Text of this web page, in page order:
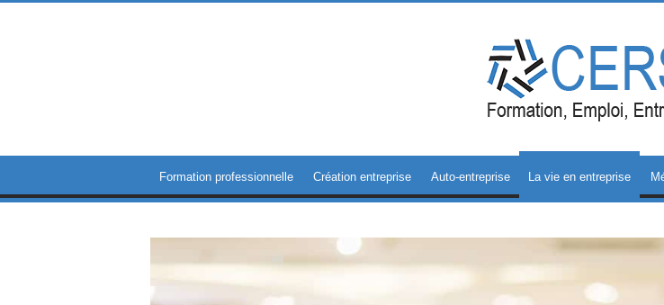
Formation professionnelle Création entreprise Auto-entreprise La vie en entreprise